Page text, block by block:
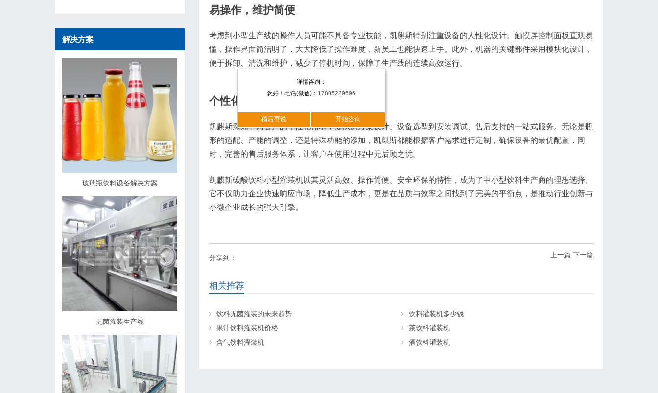
易操作，维护简便
考虑到小型生产线的操作人员可能不具备专业技能，凯麒斯特别注重设备的人性化设计。触摸屏控制面板直观易
懂，操作界面简洁明了，大大降低了操作难度，新员工也能快速上手。此外，机器的关键部件采用模块化设计，
便于拆卸、清洗和维护，减少了停机时间，保障了生产线的连续高效运行。
个性化定制，服务无忧
凯麒斯深知不同客户的个性化需求，提供从方案设计、设备选型到安装调试、售后支持的一站式服务。无论是瓶
形的适配、产能的调整，还是特殊功能的添加，凯麒斯都能根据客户需求进行定制，确保设备的最优配置，同
时，完善的售后服务体系，让客户在使用过程中无后顾之忧。
凯麒斯碳酸饮料小型灌装机以其灵活高效、操作简便、安全环保的特性，成为了中小型饮料生产商的理想选择。
它不仅助力企业快速响应市场，降低生产成本，更是在品质与效率之间找到了完美的平衡点，是推动行业创新与
小微企业成长的强大引擎。
上一篇 下一篇
分享到：
相关推荐
饮料无菌灌装的未来趋势
饮料灌装机多少钱
果汁饮料灌装机价格
茶饮料灌装机
含气饮料灌装机
酒饮料灌装机
解决方案
玻璃瓶饮料设备解决方案
无菌灌装生产线
详情咨询：
您好！电话(微信)： 17805229696
稍后再说 开始咨询